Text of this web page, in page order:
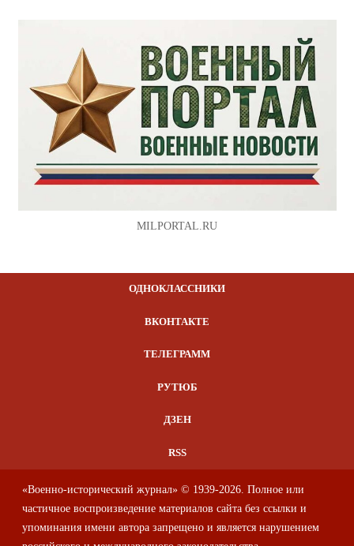
MILPORTAL.RU
ОДНОКЛАССНИКИ
ВКОНТАКТЕ
ТЕЛЕГРАММ
РУТЮБ
ДЗЕН
RSS
«Военно-исторический журнал» © 1939-2026. Полное или
частичное воспроизведение материалов сайта без ссылки и
упоминания имени автора запрещено и является нарушением